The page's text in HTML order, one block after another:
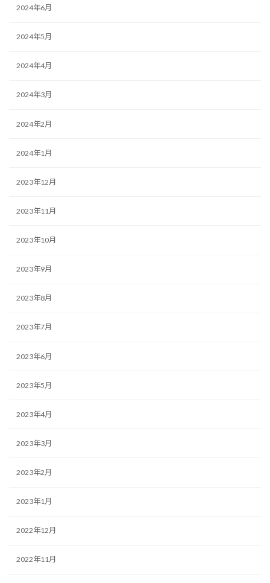
2024年6月
2024年5月
2024年4月
2024年3月
2024年2月
2024年1月
2023年12月
2023年11月
2023年10月
2023年9月
2023年8月
2023年7月
2023年6月
2023年5月
2023年4月
2023年3月
2023年2月
2023年1月
2022年12月
2022年11月